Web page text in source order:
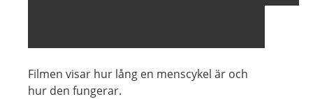
Filmen visar hur lång en menscykel är och
hur den fungerar.